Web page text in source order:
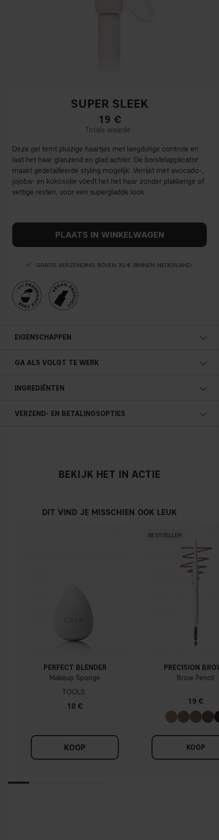
SUPER SLEEK
19 €
Deze gel temt pluizige haartjes met langdurige controle en
laat het haar glanzend en glad achter. De borstelapplicator
maakt gedetailleerde styling mogelijk. Verrijkt met avocado-,
jojoba- en kokosolie voedt het het haar zonder plakkerige of
vettige resten, voor een supergladde look.
PLAATS IN WINKELWAGEN
GRATIS VERZENDING BOVEN 30 € BINNEN NEDERLAND
EIGENSCHAPPEN
Geen plakkerig gevoel
Ideaal voor onderweg
GA ALS VOLGT TE WERK
INGREDIËNTEN
VERZEND- EN BETALINGSOPTIES
BEKIJK HET IN ACTIE
DIT VIND JE MISSCHIEN OOK LEUK
PERFECT BLENDER
Makeup Sponge
TOOLS
10 €
KOOP
BESTSELLER
PRECISION
Brow Pencil
19 €
KOOP